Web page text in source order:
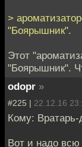
>
"Боярышник".
Этот
"Боярышник".
odopr »
#225 | 22.12.16
Кому: Вратарь-
Вот и надо всю